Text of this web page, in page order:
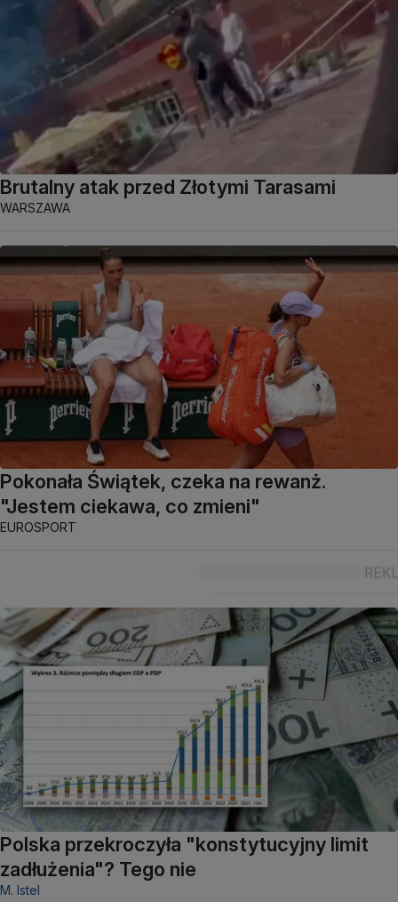
Brutalny atak przed Złotymi Tarasami
WARSZAWA
Pokonała Świątek, czeka na rewanż.
"Jestem ciekawa, co zmieni"
EUROSPORT
Polska przekroczyła "konstytucyjny limit
zadłużenia"? Tego nie
M. Istel